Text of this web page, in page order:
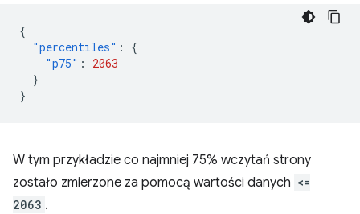
{
"percentiles" :
{
"p75" :
2063
}
}
W tym przykładzie co najmniej 75% wczytań strony
zostało zmierzone za pomocą wartości danych <=
2063 .